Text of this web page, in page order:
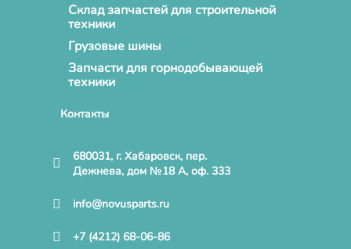
Склад запчастей для строительной
техники
Грузовые шины
Запчасти для горнодобывающей
техники
Контакты
680031, г. Хабаровск, пер.
Дежнева, дом №18 А, оф. 333
info@novusparts.ru
+7 (4212) 68-06-86